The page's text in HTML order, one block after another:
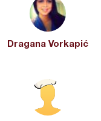
Dragana Vorkapić